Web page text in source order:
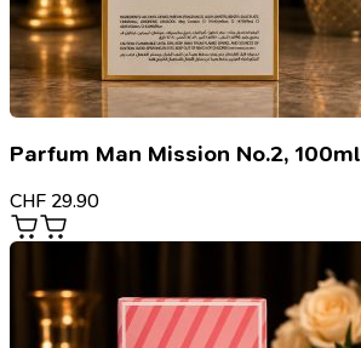
Parfum Man Mission No.2, 100ml
CHF 29.90